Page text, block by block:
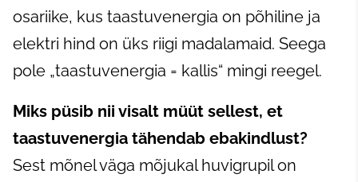
osariike, kus taastuvenergia on põhiline ja
elektri hind on üks riigi madalamaid. Seega
pole „taastuvenergia = kallis“ mingi reegel.
Miks püsib nii visalt müüt sellest, et
taastuvenergia tähendab ebakindlust?
Sest mõnel väga mõjukal huvigrupil on